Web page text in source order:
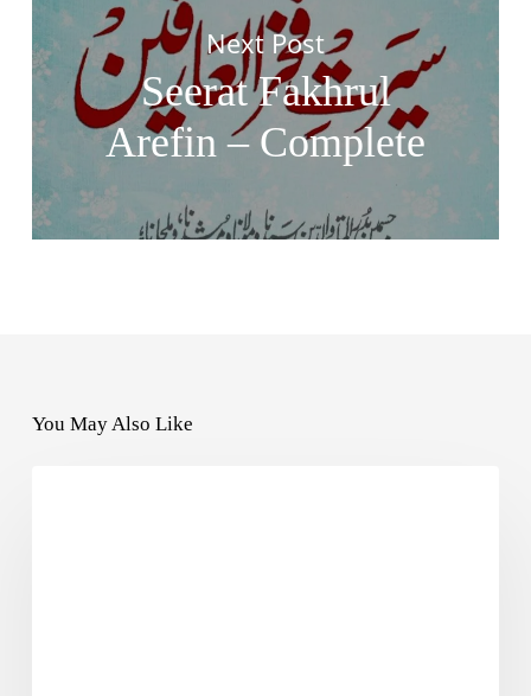
Next Post
Seerat Fakhrul
Arefin – Complete
You May Also Like